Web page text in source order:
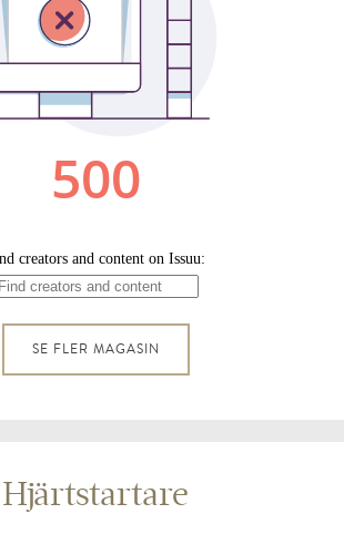
SE FLER MAGASIN
Hjärtstartare